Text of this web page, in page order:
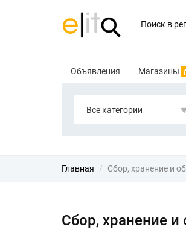
Поиск в
Объявления Магазины
Все категории
Главная Сбор, хранение и
Сбор, хранение